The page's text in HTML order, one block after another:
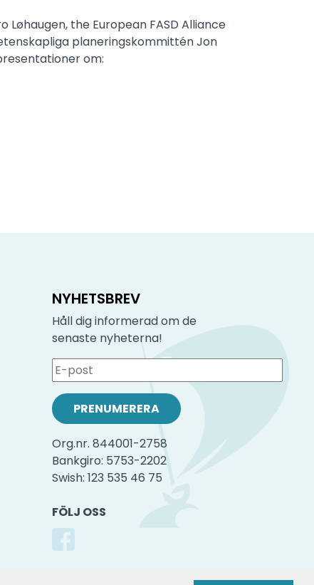
the European FASD Alliance
planeringskommittén Jon
om:
NYHETSBREV
Håll dig informerad om de
senaste nyheterna!
Org.nr. 844001-2758
Bankgiro: 5753-2202
Swish: 123 535 46 75
FÖLJ OSS